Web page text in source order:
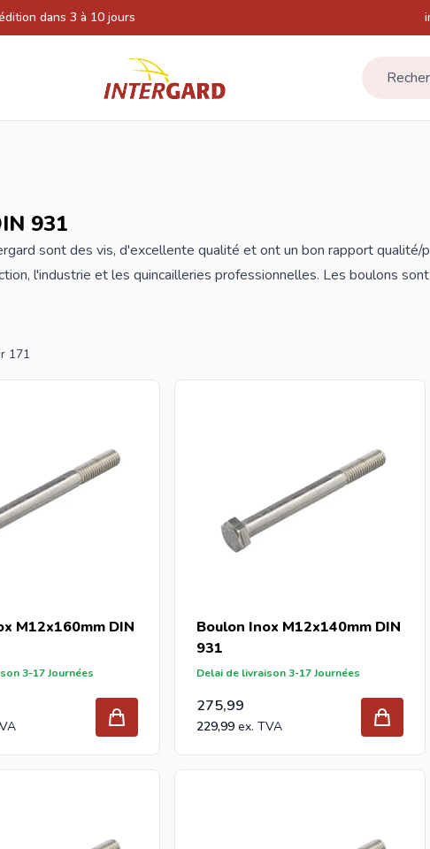
dans 3 à 10 jours
931
sont des vis, d'excellente qualité et ont un bon rapport qualité/
l'industrie et les quincailleries professionnelles. Les boulons
prix indiqués sont par 100 pièces. Si vous êtes revendeur et que
171
M12x160mm DIN
3-17 Journées
Boulon Inox M12x140mm DIN
931
Delai de livraison 3-17 Journées
275,99
229,99